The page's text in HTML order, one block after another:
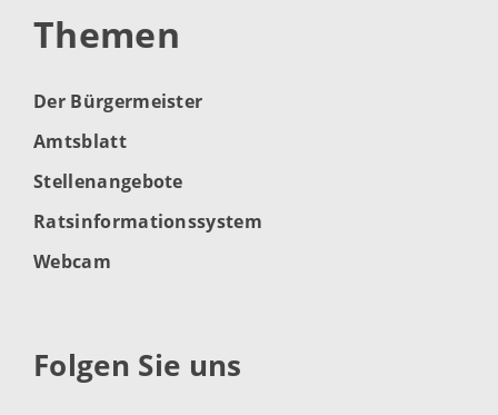
Themen
Der Bürgermeister
Amtsblatt
Stellenangebote
Ratsinformationssystem
Webcam
Folgen Sie uns